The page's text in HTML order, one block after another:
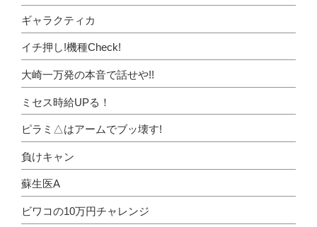
ギャラクティカ
イチ押し!機種Check!
大崎一万発の本音で話せや!!
ミセス時給UPる！
ピラミ△はアームでブッ壊す!
負けキャン
蘇生医A
ビワコの10万円チャレンジ